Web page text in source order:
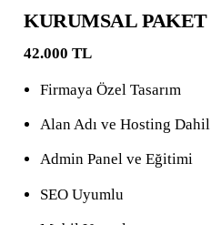
KURUMSAL PAKET
42.000 TL
Firmaya Özel Tasarım
Alan Adı ve Hosting Dahil
Admin Panel ve Eğitimi
SEO Uyumlu